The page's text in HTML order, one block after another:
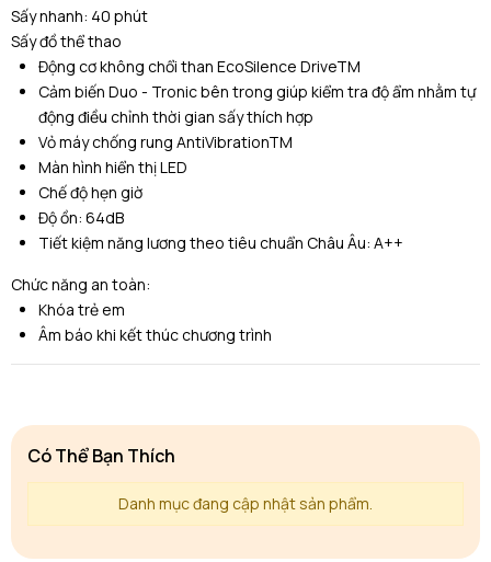
Sấy nhanh: 40 phút
Sấy đồ thể thao
Động cơ không chổi than EcoSilence DriveTM
Cảm biến Duo - Tronic bên trong giúp kiểm tra độ ẩm nhằm tự
động điều chỉnh thời gian sấy thích hợp
Vỏ máy chống rung AntiVibrationTM
Màn hình hiển thị LED
Chế độ hẹn giờ
Độ ồn: 64dB
Tiết kiệm năng lương theo tiêu chuẩn Châu Âu: A++
Chức năng an toàn:
Khóa trẻ em
Âm báo khi kết thúc chương trình
Có Thể Bạn Thích
Danh mục đang cập nhật sản phẩm.